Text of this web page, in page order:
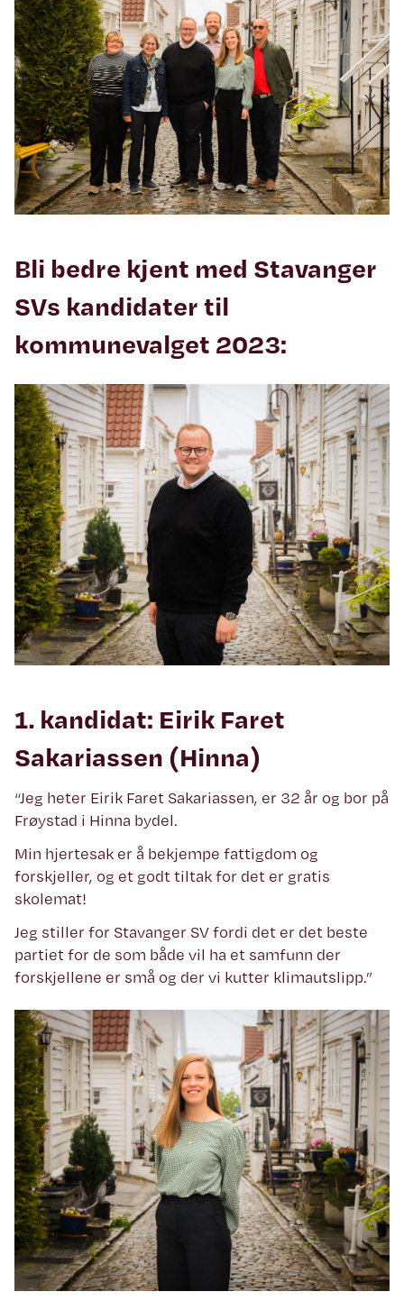
Bli bedre kjent med Stavanger
SVs kandidater til
kommunevalget 2023:
1. kandidat: Eirik Faret
Sakariassen (Hinna)
“Jeg heter Eirik Faret Sakariassen, er 32 år og bor på
Frøystad i Hinna bydel.
Min hjertesak er å bekjempe fattigdom og
forskjeller, og et godt tiltak for det er gratis
skolemat!
Jeg stiller for Stavanger SV fordi det er det beste
partiet for de som både vil ha et samfunn der
forskjellene er små og der vi kutter klimautslipp.”